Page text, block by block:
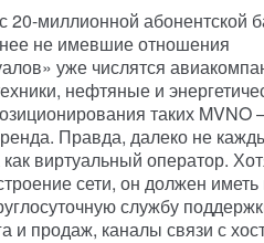
миллионной абонентской
не имевшие отношения
уже числятся
нефтяные и
таких MVNO
Правда, далеко не
как виртуальный оператор.
сети, он должен
службу
и продаж, каналы связи с